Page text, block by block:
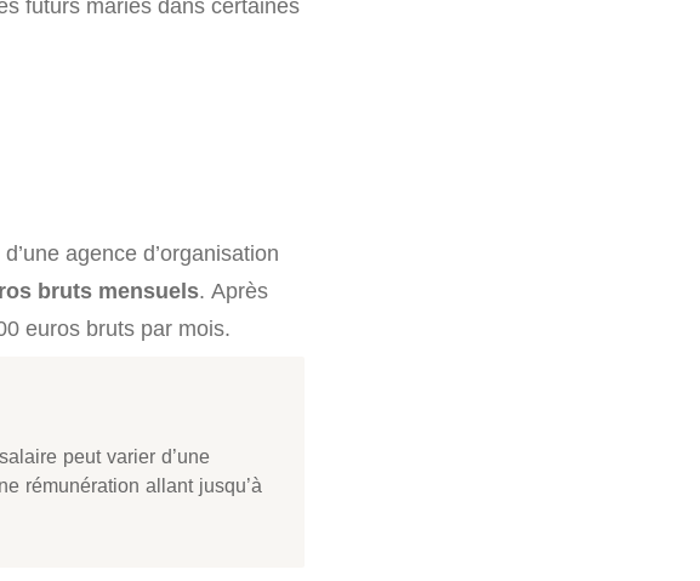
futurs mariés dans certaines
agence d’organisation
bruts mensuels. Après
euros bruts par mois.
peut varier d’une
rémunération allant jusqu’à